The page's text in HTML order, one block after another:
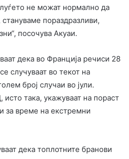
не можат нормално да
пораздразливи,
посочува Акуаи.
дека во Франција речиси 28
случуваат во текот на
број случаи во јули.
така, укажуваат на пораст
за време на екстремни
дека топлотните бранови